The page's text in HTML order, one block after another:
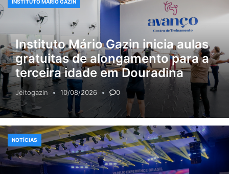
Instituto Mário Gazin inicia aulas
gratuitas de alongamento para a
terceira idade em Douradina
Jeitogazin 10/08/2026 0
INSTITUTO MÁRIO GAZIN
NOTÍCIAS